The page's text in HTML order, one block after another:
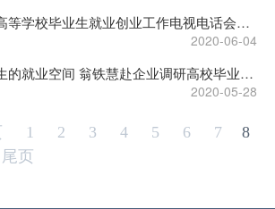
李克强对全国普通高等学校毕业生就业创业工作电视电话会议作出重要批示
2020-06-04
开拓更多适合毕业生的就业空间 翁铁慧赴企业调研高校毕业生就业创业情况
2020-05-28
1 2 3 4 5 6 7
8
尾页